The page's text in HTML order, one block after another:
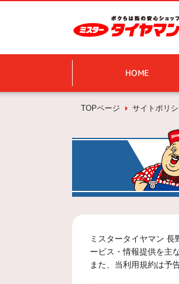
HOME
TOPページ サイトポリ
ミスタータイヤマン
ービス・情報提供を主
また、当利用規約は予